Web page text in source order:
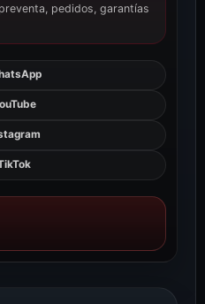
pedidos, garantías